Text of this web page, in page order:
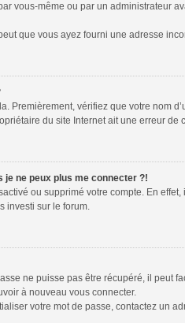
vous-même ou par un administrateur
que vous ayez fourni une adresse
Premièrement, vérifiez que votre nom
du site Internet ait une erreur de
ne peux plus me connecter ?!
ou supprimé votre compte. En
investi sur le forum.
ne puisse pas être récupéré, il peut
à nouveau vous connecter.
votre mot de passe, contactez un